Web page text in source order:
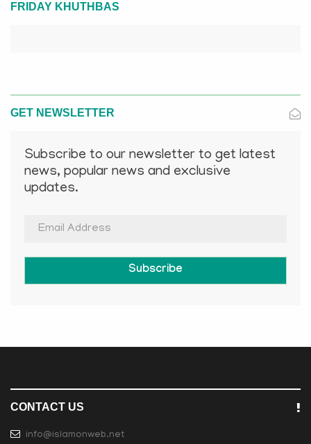
FRIDAY KHUTHBAS
GET NEWSLETTER
Subscribe to our newsletter to get latest
news, popular news and exclusive
updates.
Subscribe
CONTACT US
info@islamonweb.net